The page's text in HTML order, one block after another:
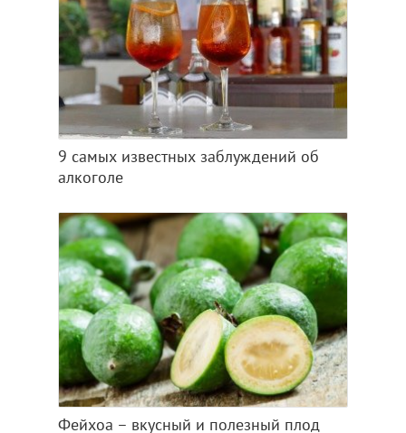
9 самых известных заблуждений об
алкоголе
Фейхоа – вкусный и полезный плод